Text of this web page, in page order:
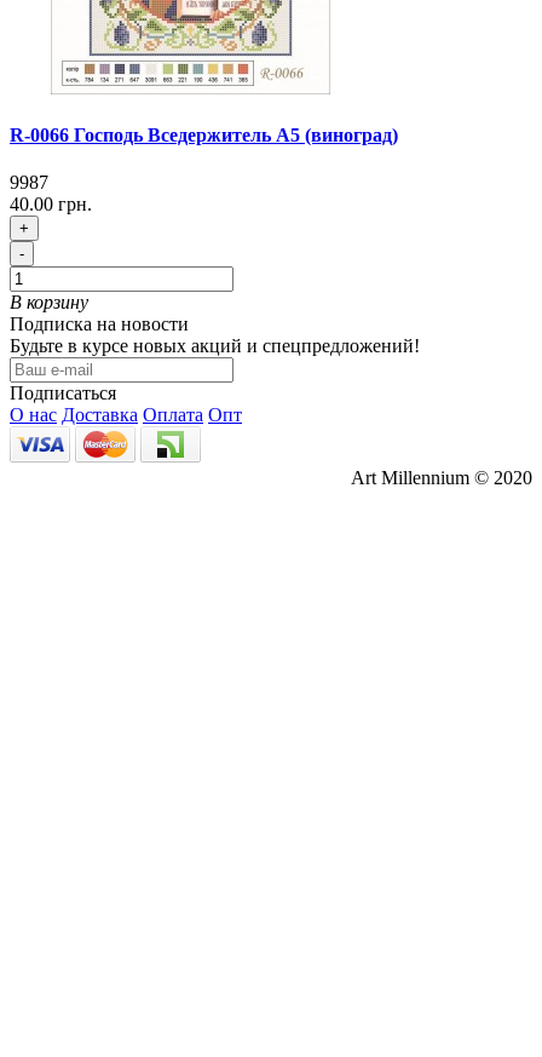
R-0066 Господь Вседержитель А5 (виноград)
9987
40.00 грн.
+
-
В корзину
Подписка на новости
Будьте в курсе новых акций и спецпредложений!
Подписаться
О нас Доставка Оплата Опт
Art Millennium © 2020